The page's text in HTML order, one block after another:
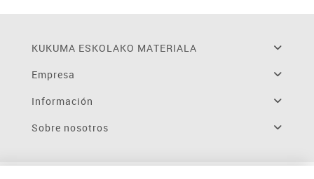
KUKUMA ESKOLAKO MATERIALA
Empresa
Información
Sobre nosotros